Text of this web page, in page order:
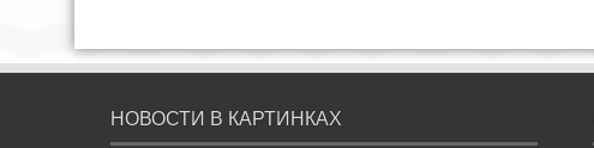
НОВОСТИ В КАРТИНКАХ